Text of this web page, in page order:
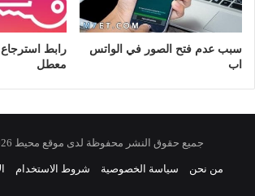
سبب عدم فتح الصور في الواتس
اب
رابط
معطل
جميع حقوق النشر محفوظة لدى موقع محيط 2026 M7et.com
من نحن سياسة الخصوصية شروط الاستخدام